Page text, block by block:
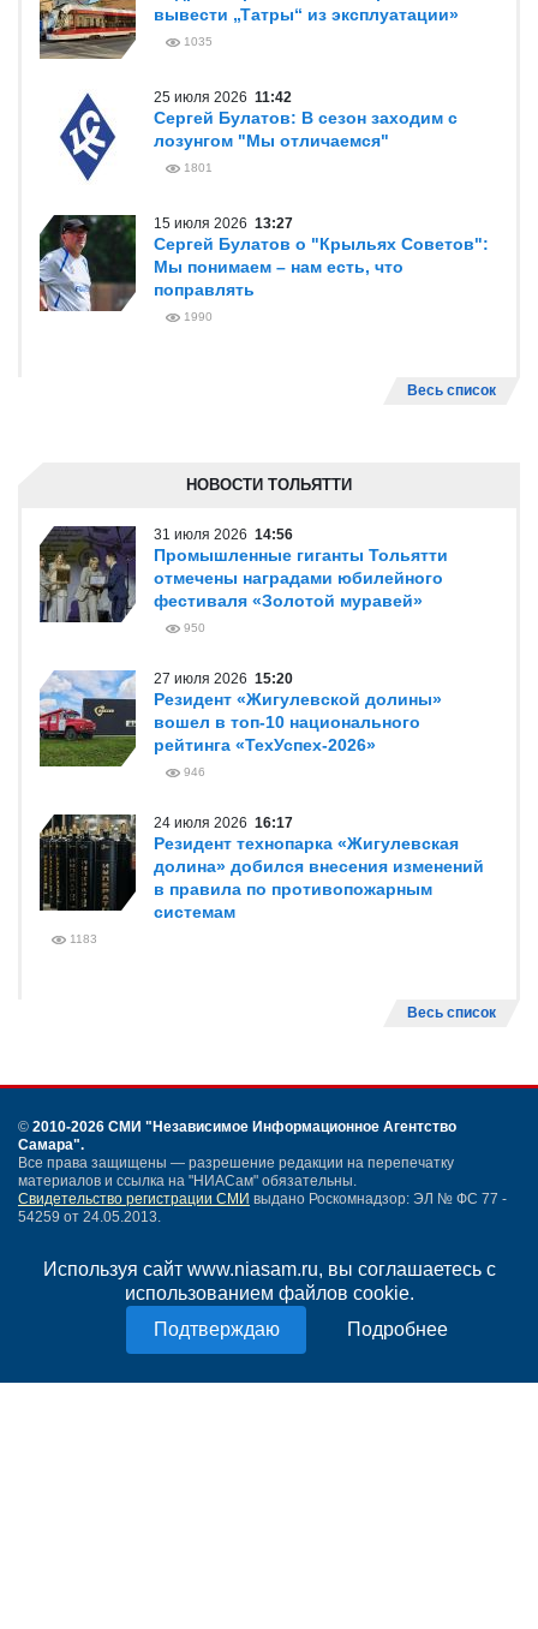
Используя сайт www.niasam.ru, вы соглашаетесь с
использованием файлов cookie.
Подробнее
вывести „Татры“ из эксплуатации»
1035
25 июля 2026 11:42
Сергей Булатов: В сезон заходим с
лозунгом "Мы отличаемся"
1801
15 июля 2026 13:27
Сергей Булатов о "Крыльях Советов":
Мы понимаем – нам есть, что
поправлять
1990
Весь список
НОВОСТИ ТОЛЬЯТТИ
31 июля 2026 14:56
Промышленные гиганты Тольятти
отмечены наградами юбилейного
фестиваля «Золотой муравей»
950
27 июля 2026 15:20
Резидент «Жигулевской долины»
вошел в топ-10 национального
рейтинга «ТехУспех-2026»
946
24 июля 2026 16:17
Резидент технопарка «Жигулевская
долина» добился внесения изменений
в правила по противопожарным
системам
1183
Весь список
© 2010-2026 СМИ "Независимое Информационное Агентство
Самара".
Все права защищены — разрешение редакции на перепечатку
материалов и ссылка на "НИАСам" обязательны.
Свидетельство регистрации СМИ выдано Роскомнадзор: ЭЛ № ФС 77 -
54259 от 24.05.2013.
Написать письмо
Согласие на обработку персональных данных